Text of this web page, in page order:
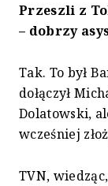
Przeszli z
– dobrzy
Tak. To był
dołączył
Dolatowski,
wcześniej
TVN,